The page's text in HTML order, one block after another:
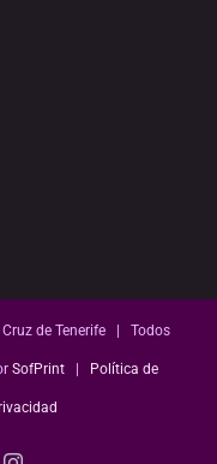
Cruz de Tenerife | Todos
SofPrint| Política de